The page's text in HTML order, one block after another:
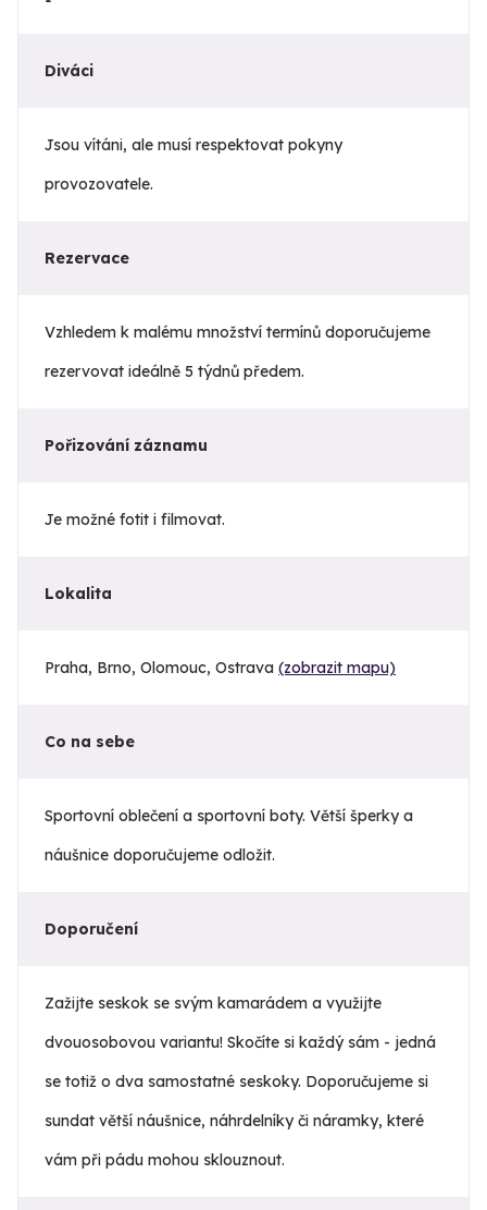
Diváci
Jsou vítáni, ale musí respektovat pokyny
provozovatele.
Rezervace
Vzhledem k malému množství termínů doporučujeme
rezervovat ideálně 5 týdnů předem.
Pořizování záznamu
Je možné fotit i filmovat.
Lokalita
Praha, Brno, Olomouc, Ostrava (zobrazit mapu)
Co na sebe
Sportovní oblečení a sportovní boty. Větší šperky a
náušnice doporučujeme odložit.
Doporučení
Zažijte seskok se svým kamarádem a využijte
dvouosobovou variantu! Skočíte si každý sám - jedná
se totiž o dva samostatné seskoky. Doporučujeme si
sundat větší náušnice, náhrdelníky či náramky, které
vám při pádu mohou sklouznout.